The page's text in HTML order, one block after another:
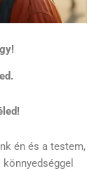
én és a testem,